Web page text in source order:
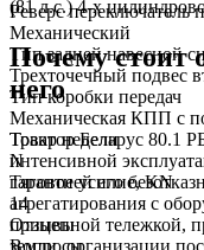
(81 л.с.) 4-х
Почему стоит
него
Трактор Беларус 80.1
интенсивной
гарантией его
агрегатирования с
прицепной тележкой,
Реверс переключатель
Механический
Тип задней навесной
Трехточечный подвес
Тип коробки передач
Механическая КПП с
Товар недели
N
Тяговое усилие, KN
14
Отзывы
Вопросы